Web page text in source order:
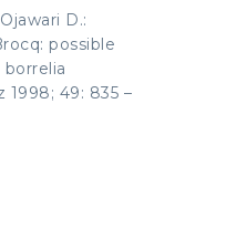
D.:
possible
1998; 49: 835 –